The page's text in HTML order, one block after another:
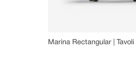
Marina Rectangular | Tavoli